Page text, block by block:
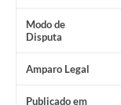
Modo de
Disputa
Amparo Legal
Publicado em